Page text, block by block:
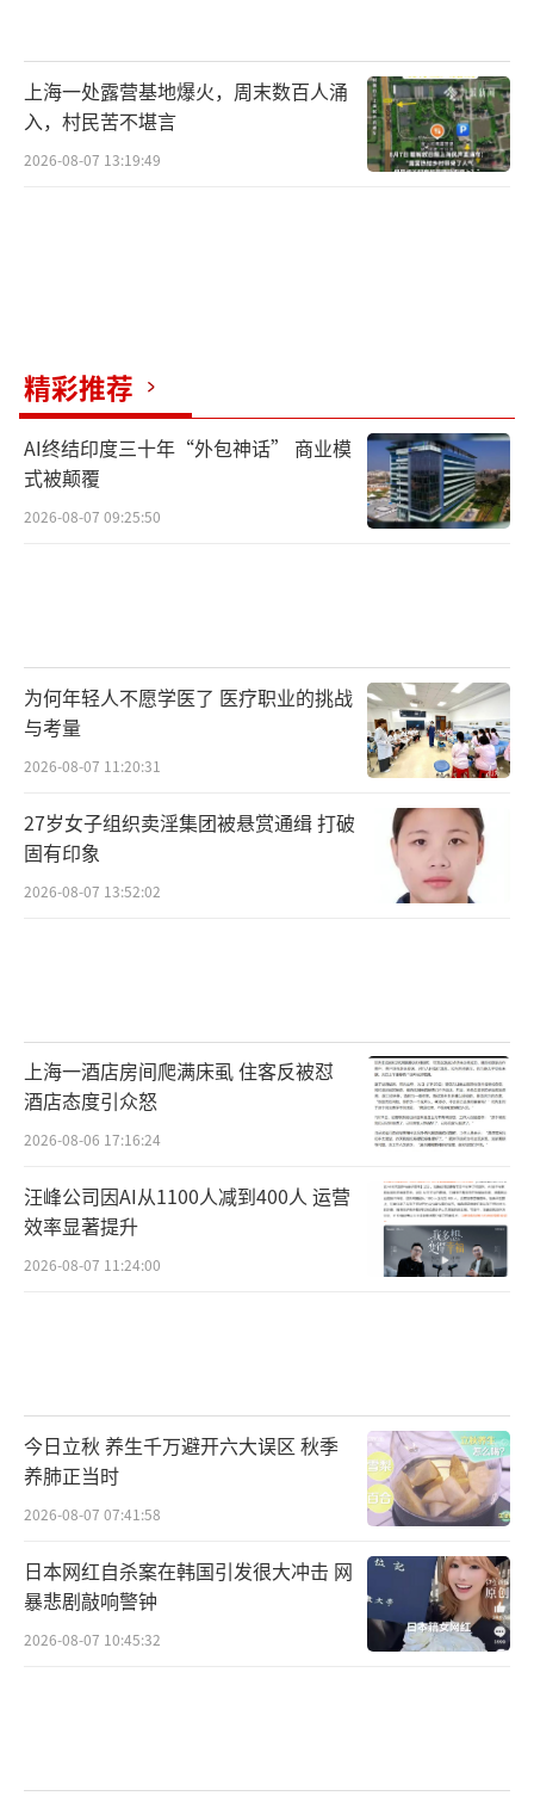
上海一处露营基地爆火，周末数百人涌
入，村民苦不堪言
2026-08-07 13:19:49
精彩推荐
AI终结印度三十年“外包神话” 商业模
式被颠覆
2026-08-07 09:25:50
为何年轻人不愿学医了 医疗职业的挑战
与考量
2026-08-07 11:20:31
27岁女子组织卖淫集团被悬赏通缉 打破
固有印象
2026-08-07 13:52:02
上海一酒店房间爬满床虱 住客反被怼
酒店态度引众怒
2026-08-06 17:16:24
汪峰公司因AI从1100人减到400人 运营
效率显著提升
2026-08-07 11:24:00
今日立秋 养生千万避开六大误区 秋季
养肺正当时
2026-08-07 07:41:58
日本网红自杀案在韩国引发很大冲击 网
暴悲剧敲响警钟
2026-08-07 10:45:32